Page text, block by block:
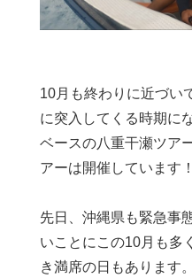
10月も終わりに近づい
に突入してくる時期に
ベースの八重干瀬ツア
アーは開催しています！
先日、沖縄県も緊急事
いことにこの10月も多
き満席の日もあります。